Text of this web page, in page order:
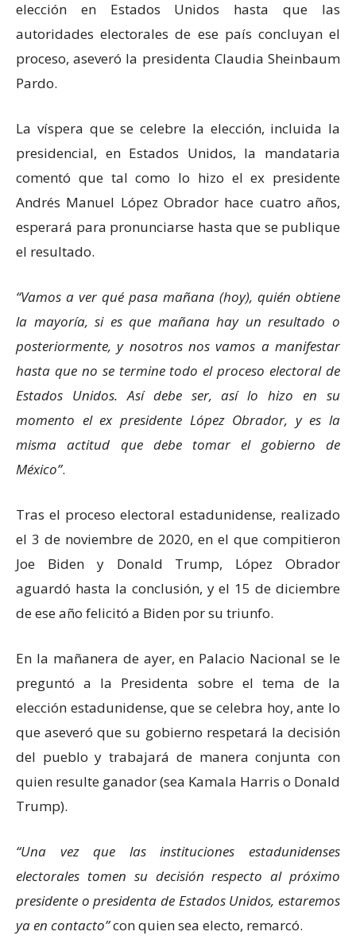
elección en Estados Unidos hasta que las
autoridades electorales de ese país concluyan el
proceso, aseveró la presidenta Claudia Sheinbaum
Pardo.
La víspera que se celebre la elección, incluida la
presidencial, en Estados Unidos, la mandataria
comentó que tal como lo hizo el ex presidente
Andrés Manuel López Obrador hace cuatro años,
esperará para pronunciarse hasta que se publique
el resultado.
Vamos a ver qué pasa mañana (hoy), quién obtiene
la mayoría, si es que mañana hay un resultado o
posteriormente, y nosotros nos vamos a manifestar
hasta que no se termine todo el proceso electoral de
Estados Unidos. Así debe ser, así lo hizo en su
momento el ex presidente López Obrador, y es la
misma actitud que debe tomar el gobierno de
México .
Tras el proceso electoral estadunidense, realizado
el 3 de noviembre de 2020, en el que compitieron
Joe Biden y Donald Trump, López Obrador
aguardó hasta la conclusión, y el 15 de diciembre
de ese año felicitó a Biden por su triunfo.
En la mañanera de ayer, en Palacio Nacional se le
preguntó a la Presidenta sobre el tema de la
elección estadunidense, que se celebra hoy, ante lo
que aseveró que su gobierno respetará la decisión
del pueblo y trabajará de manera conjunta con
quien resulte ganador (sea Kamala Harris o Donald
Trump).
Una vez que las instituciones estadunidenses
electorales tomen su decisión respecto al próximo
presidente o presidenta de Estados Unidos, estaremos
ya en contacto con quien sea electo, remarcó.